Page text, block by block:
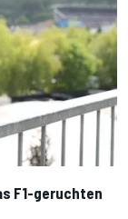
F1-geruchten